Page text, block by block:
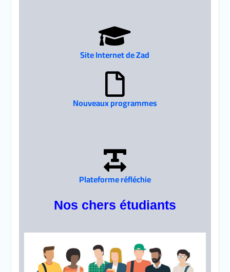
Site Internet de Zad
Nouveaux programmes
Plateforme réfléchie
Nos chers étudiants